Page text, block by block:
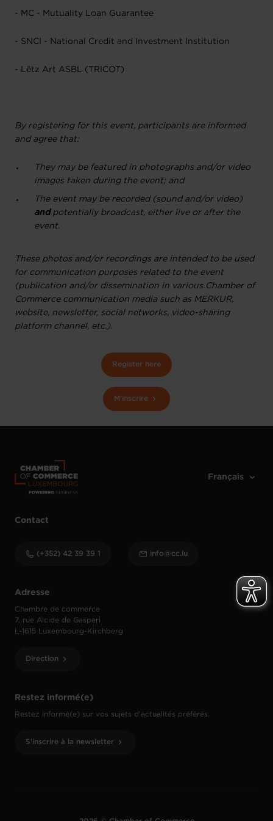
- MC - Mutuality Loan Guarantee
- SNCI - National Credit and Investment Institution
- Lëtz Art ASBL (TRICOT)
By registering for this event, participants are informed
and agree that:
They may be featured in photographs and/or video
images taken during the event; and
The event may be recorded (sound and/or video)
andpotentially broadcast, either live or after the
event.
These photos and/or recordings are intended to be used
for communication purposes related to the event
(publication and/or dissemination in various Chamber of
Commerce communication media such as MERKUR,
website, newsletter, social networks, video-sharing
platform channel, etc.).
Register here
M'inscrire
Restez informé(e)
Restez informé(e) sur vos sujets d’actualités préférés.
S'inscrire à la newsletter
Adresse
Chambre de commerce
7, rue Alcide de Gasperi
L-1615 Luxembourg-Kirchberg
Direction
Contact
(+352) 42 39 39 1 info@cc.lu